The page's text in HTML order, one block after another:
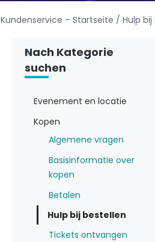
Kundenservice – Startseite / Hulp
Nach Kategorie
suchen
Evenement en locatie
Kopen
Algemene vragen
Basisinformatie over
kopen
Betalen
Hulp bij bestellen
Tickets ontvangen